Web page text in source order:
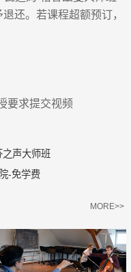
还。若课程超额预订，
要求提交视频
之声大师班
-免学费
MORE>>